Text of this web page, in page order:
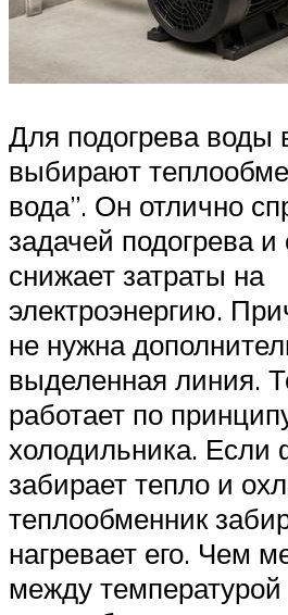
Для подогрева воды
выбирают
вода”. Он отлично
задачей подогрева
снижает затраты на
электроэнергию.
не нужна
выделенная линия.
работает по
холодильника. Если
забирает тепло и
теплообменник
нагревает его. Чем
между температурой